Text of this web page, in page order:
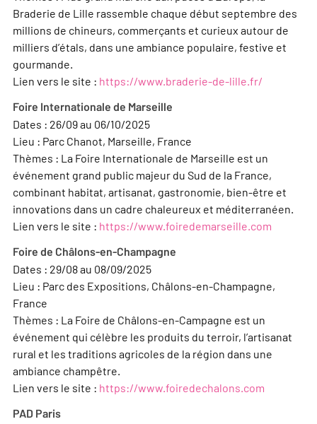
Braderie de Lille rassemble chaque début septembre des
millions de chineurs, commerçants et curieux autour de
milliers d’étals, dans une ambiance populaire, festive et
gourmande.
Lien vers le site : https://www.braderie-de-lille.fr/
Foire Internationale de Marseille
Dates : 26/09 au 06/10/2025
Lieu : Parc Chanot, Marseille, France
Thèmes : La Foire Internationale de Marseille est un
événement grand public majeur du Sud de la France,
combinant habitat, artisanat, gastronomie, bien-être et
innovations dans un cadre chaleureux et méditerranéen.
Lien vers le site : https://www.foiredemarseille.com
Foire de Châlons-en-Champagne
Dates : 29/08 au 08/09/2025
Lieu : Parc des Expositions, Châlons-en-Champagne,
France
Thèmes : La Foire de Châlons-en-Campagne est un
événement qui célèbre les produits du terroir, l’artisanat
rural et les traditions agricoles de la région dans une
ambiance champêtre.
Lien vers le site : https://www.foiredechalons.com
PAD Paris